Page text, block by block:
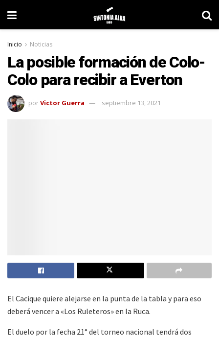
Inicio Noticias
La posible formación de Colo-
Colo para recibir a Everton
porVictor Guerra septiembre 13, 2021
El Cacique quiere alejarse en la punta de la tabla y para eso
deberá vencer a «Los Ruleteros» en la Ruca.
El duelo por la fecha 21° del torneo nacional tendrá dos